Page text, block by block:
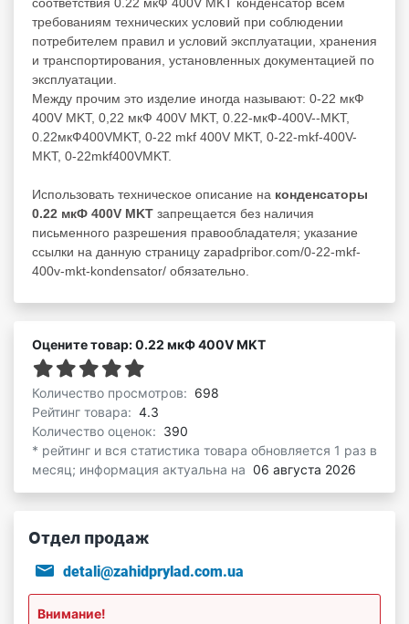
соответствия 0.22 мкФ 400V MKT конденсатор всем
требованиям технических условий при соблюдении
потребителем правил и условий эксплуатации, хранения
и транспортирования, установленных документацией по
эксплуатации.
Между прочим это изделие иногда называют: 0-22 мкФ
400V MKT, 0,22 мкФ 400V MKT, 0.22-мкФ-400V--MKT,
0.22мкФ400VMKT, 0-22 mkf 400V MKT, 0-22-mkf-400V-
MKT, 0-22mkf400VMKT.
Использовать техническое описание на конденсаторы
0.22 мкФ 400V MKT запрещается без наличия
письменного разрешения правообладателя; указание
ссылки на данную страницу zapadpribor.com/0-22-mkf-
400v-mkt-kondensator/ обязательно.
Оцените товар: 0.22 мкФ 400V MKT
Количество просмотров: 698
Рейтинг товара: 4.3
Количество оценок: 390
* рейтинг и вся статистика товара обновляется 1 раз в
месяц; информация актуальна на 06 августа 2026
Отдел продаж
detali@zahidprylad.com.ua
Внимание!